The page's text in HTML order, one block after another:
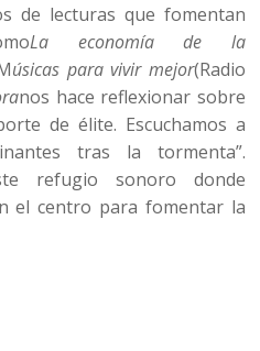
de lecturas que fomentan
La economía de la
úsicas para vivir mejor(Radio
nos hace reflexionar sobre
de élite. Escuchamos a
tras la tormenta”.
refugio sonoro donde
el centro para fomentar la